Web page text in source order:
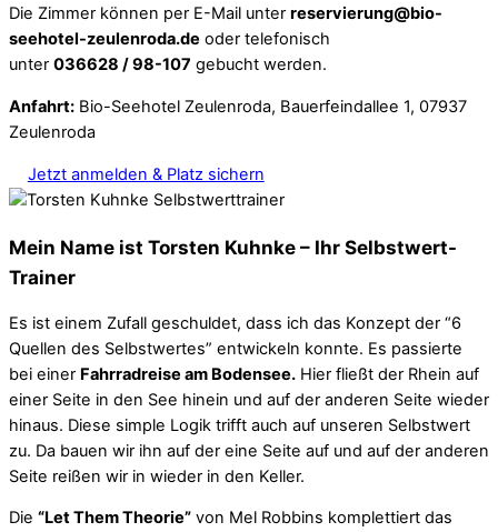
Die Zimmer können per E-Mail unter reservierung@bio-
seehotel-zeulenroda.de oder telefonisch
unter 036628 / 98-107 gebucht werden.
Anfahrt: Bio-Seehotel Zeulenroda, Bauerfeindallee 1, 07937
Zeulenroda
Jetzt anmelden & Platz sichern
Mein Name ist Torsten Kuhnke – Ihr Selbstwert-
Trainer
Es ist einem Zufall geschuldet, dass ich das Konzept der “6
Quellen des Selbstwertes” entwickeln konnte. Es passierte
bei einer Fahrradreise am Bodensee. Hier fließt der Rhein auf
einer Seite in den See hinein und auf der anderen Seite wieder
hinaus. Diese simple Logik trifft auch auf unseren Selbstwert
zu. Da bauen wir ihn auf der eine Seite auf und auf der anderen
Seite reißen wir in wieder in den Keller.
Die “Let Them Theorie” von Mel Robbins komplettiert das